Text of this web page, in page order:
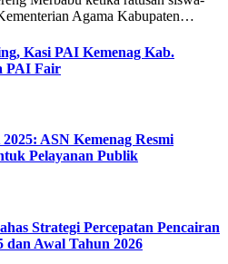
Agama Kabupaten…
Kasi PAI Kemenag Kab.
PAI Fair
ASN Kemenag Resmi
Pelayanan Publik
Strategi Percepatan Pencairan
Awal Tahun 2026